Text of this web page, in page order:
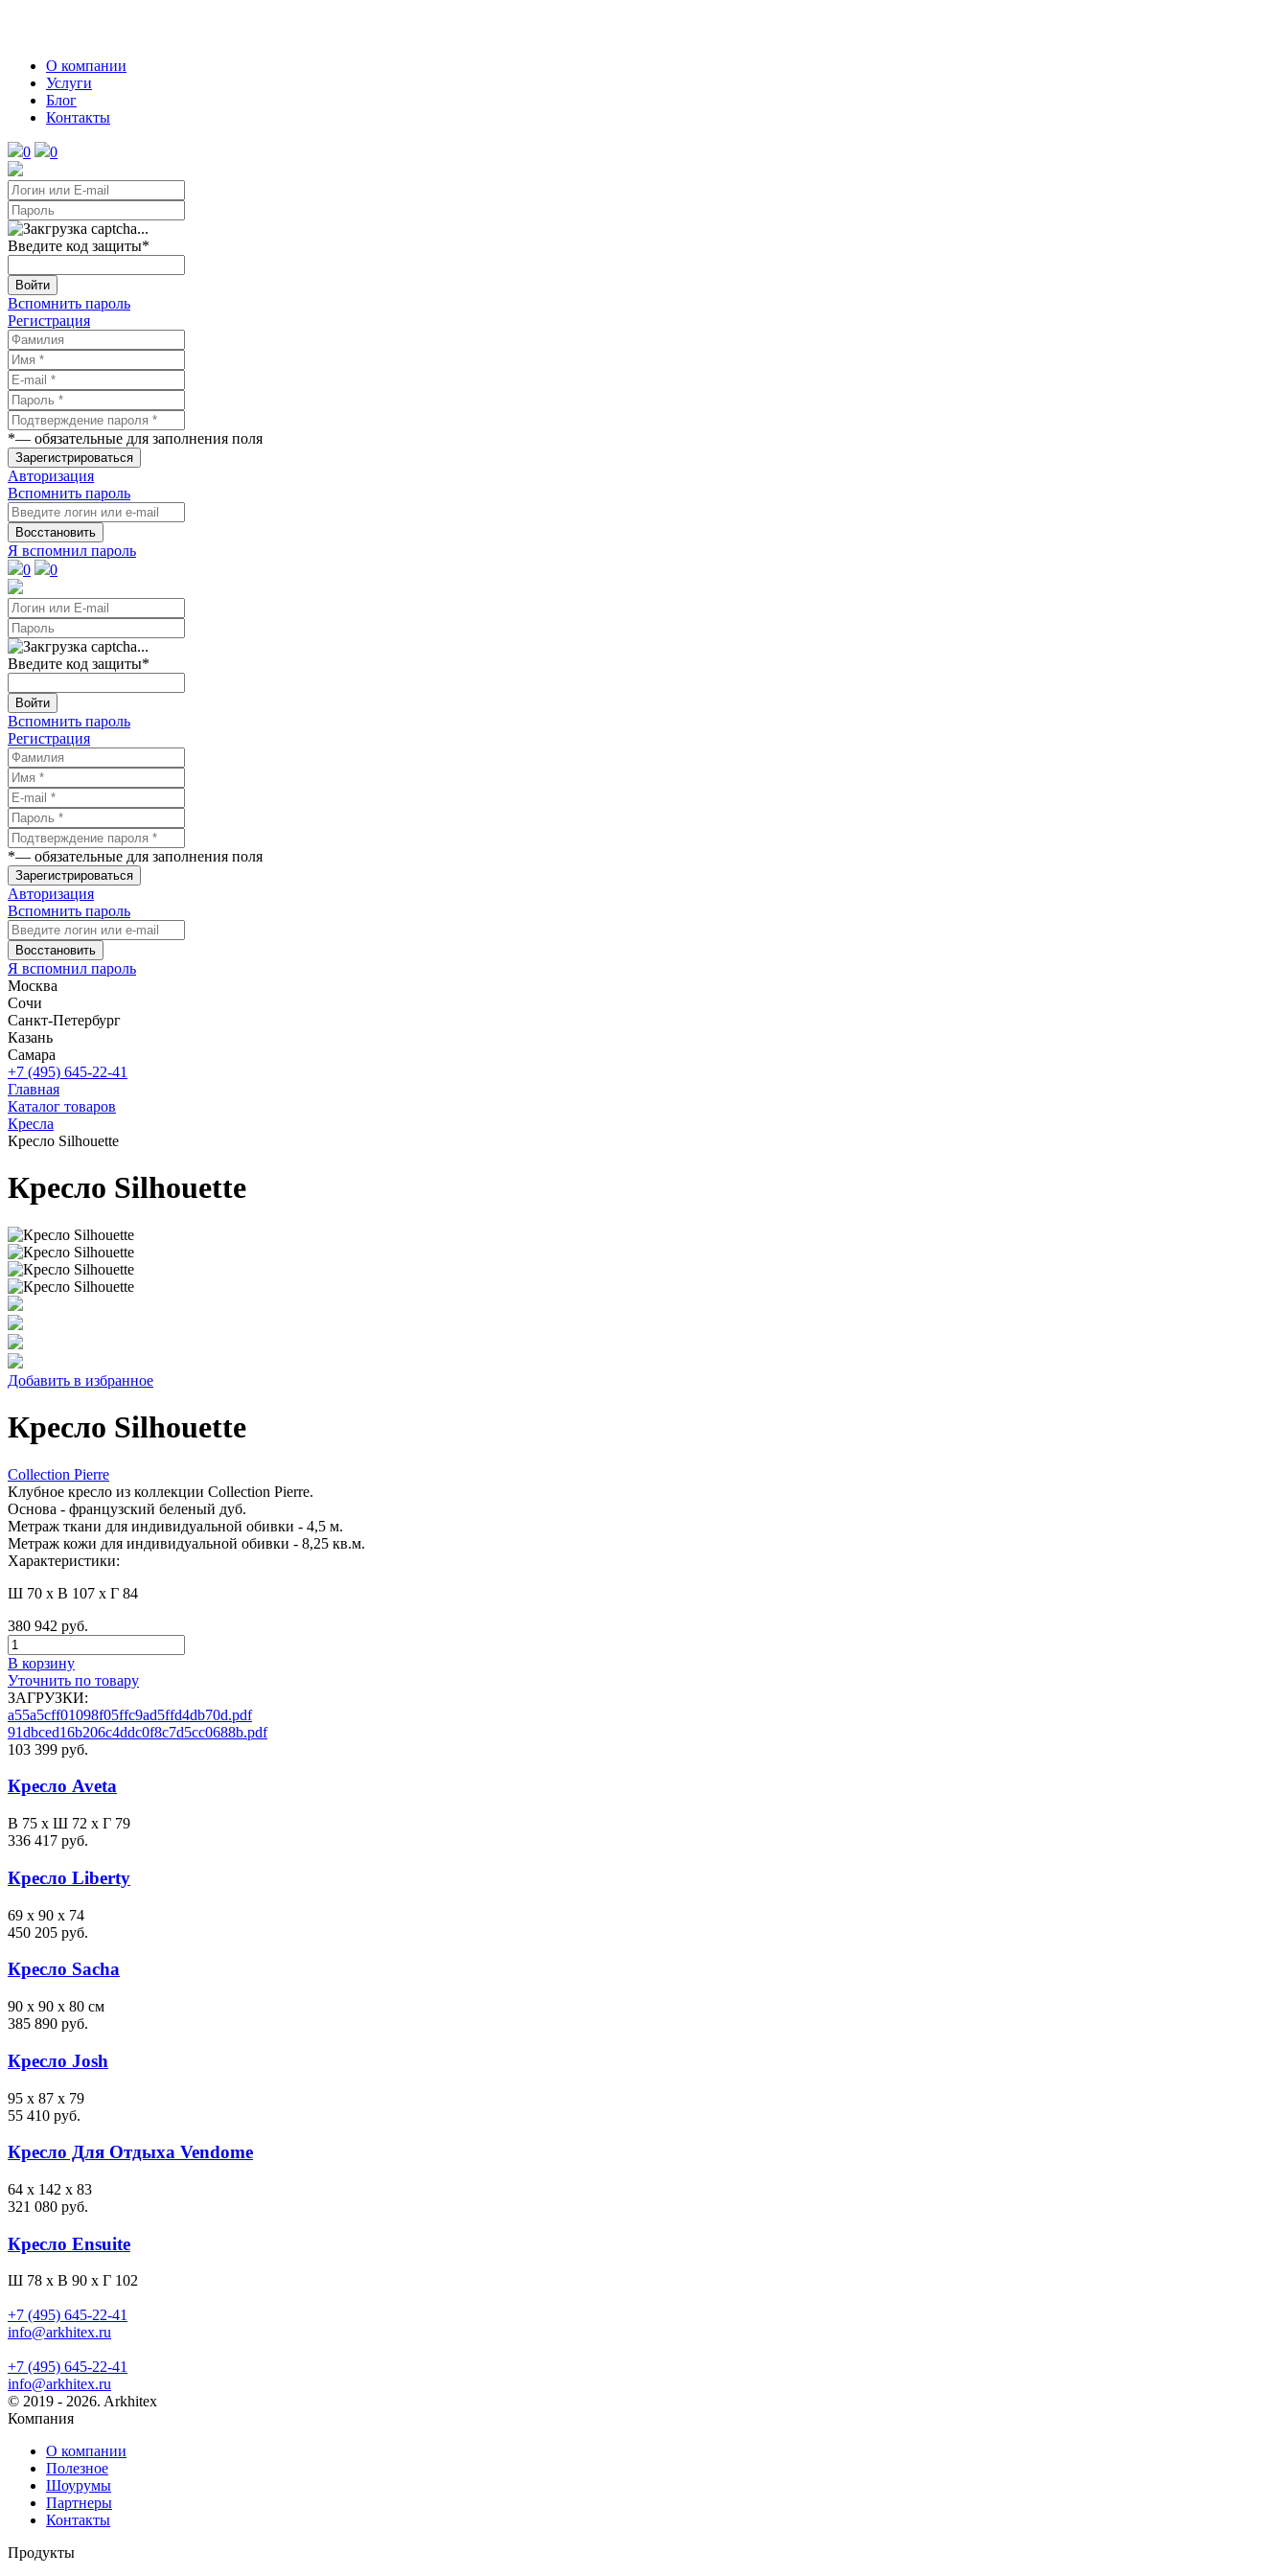
О компании
Услуги
Блог
Контакты
0 0
Введите код защиты*
Войти
Вспомнить пароль
Регистрация
*— обязательные для заполнения поля
Зарегистрироваться
Авторизация
Вспомнить пароль
Восстановить
Я вспомнил пароль
0
0
Введите код защиты*
Войти
Вспомнить пароль
Регистрация
*— обязательные для заполнения поля
Зарегистрироваться
Авторизация
Вспомнить пароль
Восстановить
Я вспомнил пароль
Москва
Сочи
Санкт-Петербург
Казань
Самара
+7 (495) 645-22-41
Главная
Каталог товаров
Кресла
Кресло Silhouette
Кресло Silhouette
Добавить в избранное
Кресло Silhouette
Collection Pierre
Клубное кресло из коллекции Collection Pierre.
Основа - французский беленый дуб.
Метраж ткани для индивидуальной обивки - 4,5 м.
Метраж кожи для индивидуальной обивки - 8,25 кв.м.
Характеристики:
Ш 70 x В 107 x Г 84
380 942 руб.
В корзину
Уточнить по товару
ЗАГРУЗКИ:
a55a5cff01098f05ffc9ad5ffd4db70d.pdf
91dbced16b206c4ddc0f8c7d5cc0688b.pdf
103 399 руб.
Кресло Aveta
В 75 х Ш 72 х Г 79
336 417 руб.
Кресло Liberty
69 x 90 x 74
450 205 руб.
Кресло Sacha
90 x 90 x 80 см
385 890 руб.
Кресло Josh
95 x 87 x 79
55 410 руб.
Кресло Для Отдыха Vendome
64 x 142 x 83
321 080 руб.
Кресло Ensuite
Ш 78 x В 90 x Г 102
+7 (495) 645-22-41
info@arkhitex.ru
+7 (495) 645-22-41
info@arkhitex.ru
© 2019 - 2026. Arkhitex
Компания
О компании
Полезное
Шоурумы
Партнеры
Контакты
Продукты